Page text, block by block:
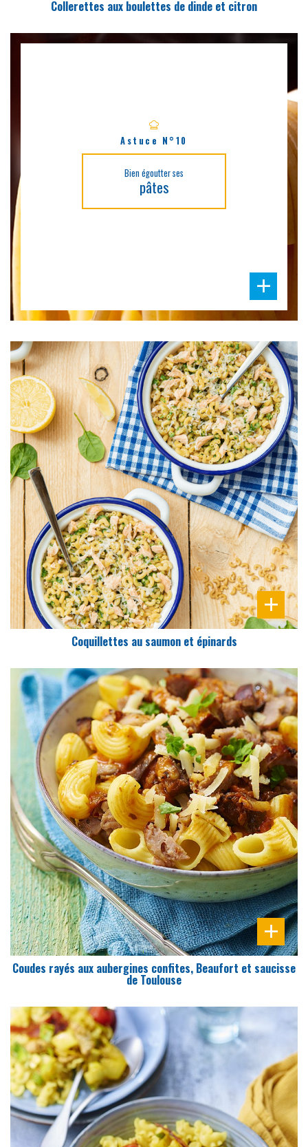
Collerettes aux boulettes de dinde et citron
Astuce N°10
Bien égoutter ses
pâtes
DIFFICULTÉ
PRÉPARATION
20 Min
Coquillettes au saumon et épinards
DIFFICULTÉ
PRÉPARATION
10 Min
Coudes rayés aux aubergines confites, Beaufort et saucisse
de Toulouse
DIFFICULTÉ